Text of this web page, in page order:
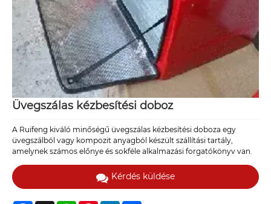
Üvegszálas kézbesítési doboz
A Ruifeng kiváló minőségű üvegszálas kézbesítési doboza egy
üvegszálból vagy kompozit anyagból készült szállítási tartály,
amelynek számos előnye és sokféle alkalmazási forgatókönyv van.
Kérdés küldése